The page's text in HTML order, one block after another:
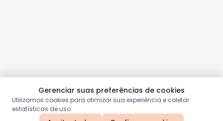
Gerenciar suas preferências de cookies
Utilizamos cookies para otimizar sua experiência e coletar
estatísticas de uso.